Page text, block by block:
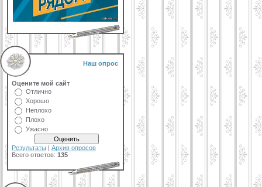
Наш опрос
Оцените мой сайт
Отлично
Хорошо
Неплохо
Плохо
Ужасно
Результаты | Архив опросов
Всего ответов: 135